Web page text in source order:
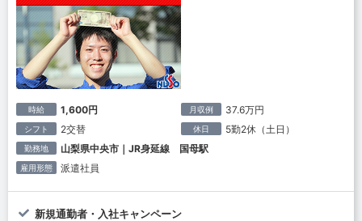
時給 1,600円 月収例 37.6万円
シフト 2交替 休日 5勤2休（土日）
勤務地 山梨県中央市｜JR身延線 国母駅
雇用形態 派遣社員
新規通勤者・入社キャンペーン